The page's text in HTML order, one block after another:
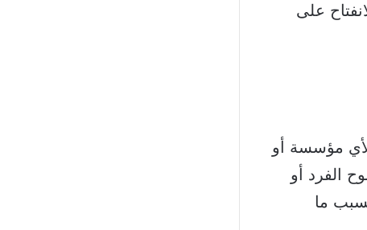
على
مؤسسة أو
الفرد أو
ما